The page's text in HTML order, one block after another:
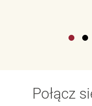
Połącz